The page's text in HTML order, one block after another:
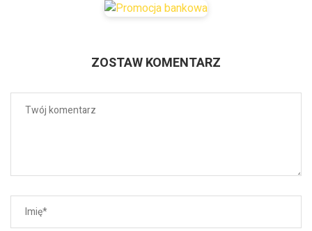
ZOSTAW KOMENTARZ